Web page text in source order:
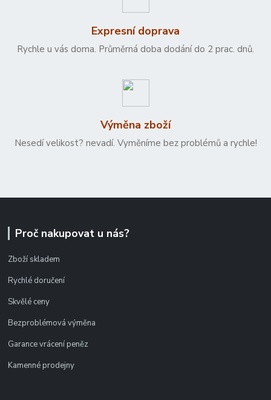
Expresní doprava
Rychle u vás doma. Průměrná doba dodání do 2 prac. dnů.
Výměna zboží
Nesedí velikost? nevadí. Vyměníme bez problémů a rychle!
Proč nakupovat u nás?
Zboží skladem
Rychlé doručení
Skvělé ceny
Bezproblémová výměna
Garance vrácení peněz
Kamenné prodejny